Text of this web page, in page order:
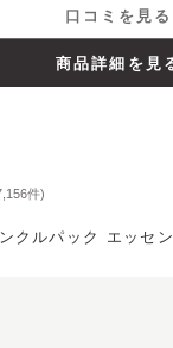
口コミを見る
商品詳細を見
件)
クルパック エッセン